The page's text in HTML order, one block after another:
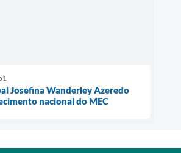
Josefina Wanderley Azeredo
nacional do MEC